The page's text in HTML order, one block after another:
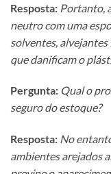
Resposta: Portanto,
neutro com uma
solventes,
que danificam o
Pergunta: Qual o
seguro do estoque?
Resposta: No
ambientes arejados